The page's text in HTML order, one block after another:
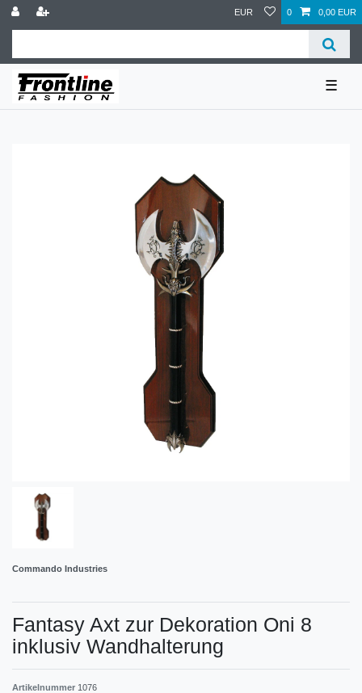
EUR 0 0,00 EUR
☰
Commando Industries
Fantasy Axt zur Dekoration Oni 8
inklusiv Wandhalterung
Artikelnummer 1076